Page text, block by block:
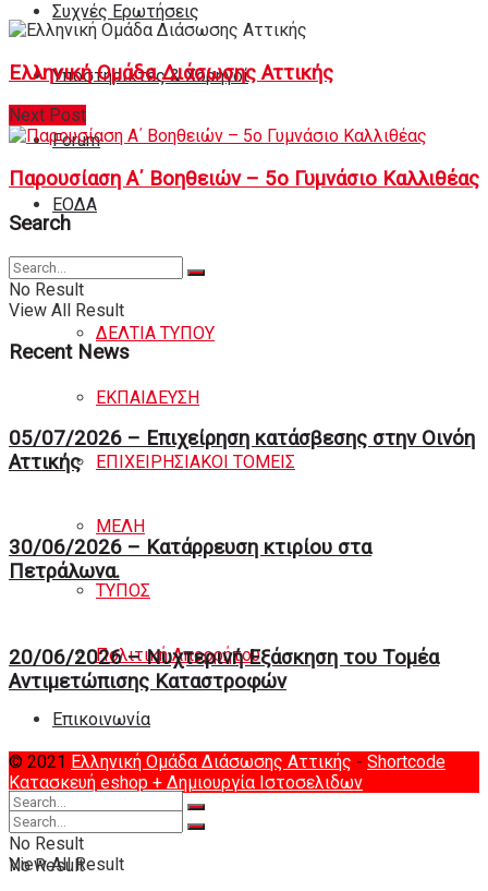
Συχνές Ερωτήσεις
Υποστηρικτές & Χορηγοί
Forum
ΕΟΔA
ΔΕΛΤΙΑ ΤΥΠΟΥ
ΕΚΠΑΙΔΕΥΣΗ
ΕΠΙΧΕΙΡΗΣΙΑΚΟΙ ΤΟΜΕΙΣ
ΜΕΛΗ
ΤΥΠΟΣ
Πολιτική Απορρήτου
Eπικοινωνία
No Result
Ελληνική Ομάδα Διάσωσης Αττικής
Next Post
Παρουσίαση Α΄ Βοηθειών – 5ο Γυμνάσιο Καλλιθέας
Search
No Result
View All Result
Recent News
05/07/2026 – Επιχείρηση κατάσβεσης στην Οινόη
Αττικής
30/06/2026 – Κατάρρευση κτιρίου στα
Πετράλωνα.
20/06/2026 – Νυχτερινή Eξάσκηση του Tομέα
Αντιμετώπισης Καταστροφών
© 2021 Ελληνική Ομάδα Διάσωσης Αττικής - Shortcode
Κατασκευή eshop + Δημιουργία Ιστοσελιδων
No Result
View All Result